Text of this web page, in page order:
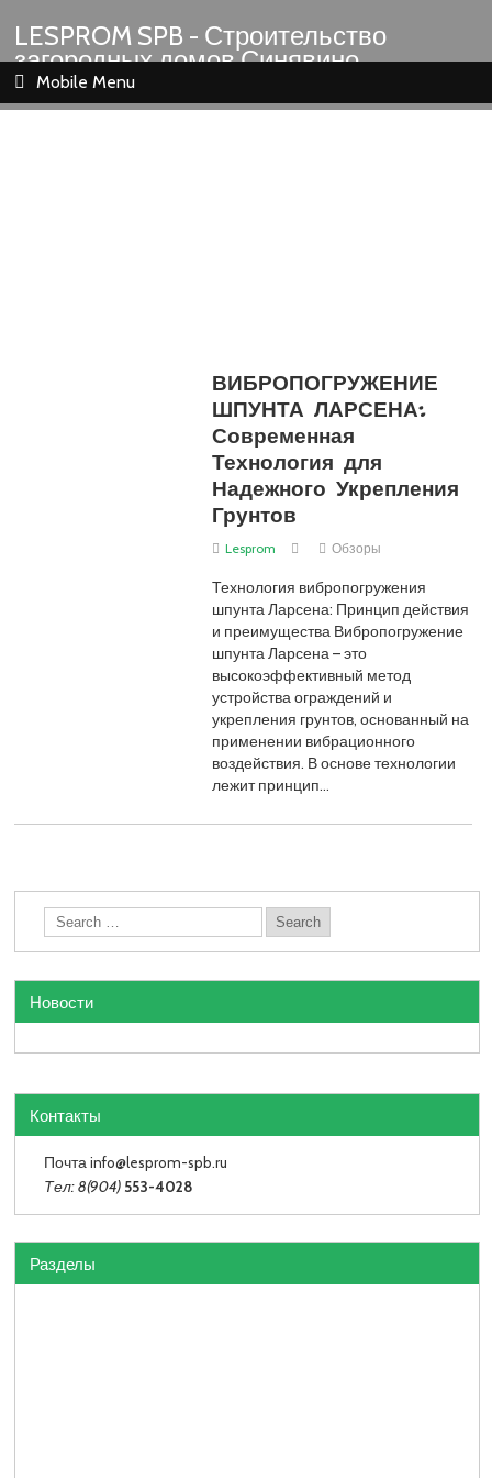
LESPROM SPB - Строительство
загородных домов Синявино
Шлиссельбург Кировск Назия
Mobile Menu
ВИБРОПОГРУЖЕНИЕ
ШПУНТА ЛАРСЕНА:
Современная
Технология для
Надежного Укрепления
Грунтов
Lesprom Обзоры
Технология вибропогружения
шпунта Ларсена: Принцип действия
и преимущества Вибропогружение
шпунта Ларсена – это
высокоэффективный метод
устройства ограждений и
укрепления грунтов, основанный на
применении вибрационного
воздействия. В основе технологии
лежит принцип…
Новости
Контакты
Почта info@lesprom-spb.ru
Тел: 8(904) 553-4028
Разделы